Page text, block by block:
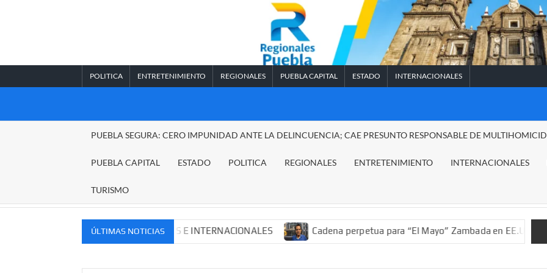
POLITICA ENTRETENIMIENTO REGIONALES PUEBLA CAPITAL ESTADO INTERNACIONALES
REGIONALES
PUEBLA SEGURA: CERO IMPUNIDAD ANTE LA DELINCUENCIA; CAE PRESUNTO RESPONSABLE DE
PUEBLA CAPITAL ESTADO POLITICA REGIONALES ENTRETENIMIENTO INTERNACIONALES
TURISMO
ÚLTIMAS NOTICIAS
MERCADOS NACIONALES E INTERNACIONALES Cadena perpetua para “El Mayo” Zambada en EE.UU.; ordenan